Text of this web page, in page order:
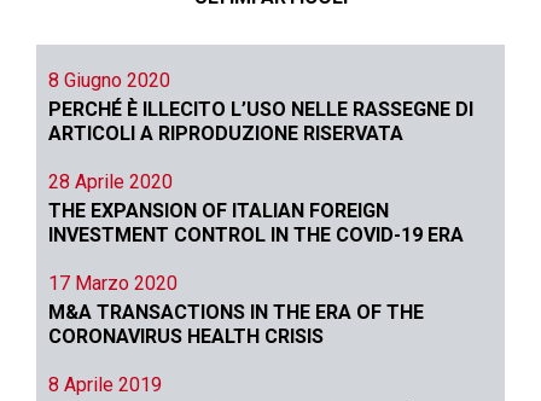
8 Giugno 2020
PERCHÉ È ILLECITO L’USO NELLE RASSEGNE DI
ARTICOLI A RIPRODUZIONE RISERVATA
28 Aprile 2020
THE EXPANSION OF ITALIAN FOREIGN
INVESTMENT CONTROL IN THE COVID-19 ERA
17 Marzo 2020
M&A TRANSACTIONS IN THE ERA OF THE
CORONAVIRUS HEALTH CRISIS
8 Aprile 2019